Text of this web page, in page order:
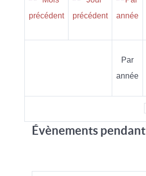
Par
année
Évènements pendant